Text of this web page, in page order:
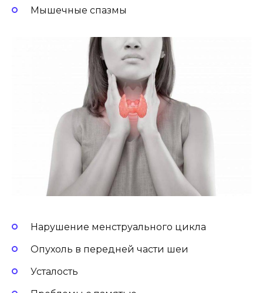
Мышечные спазмы
Нарушение менструального цикла
Опухоль в передней части шеи
Усталость